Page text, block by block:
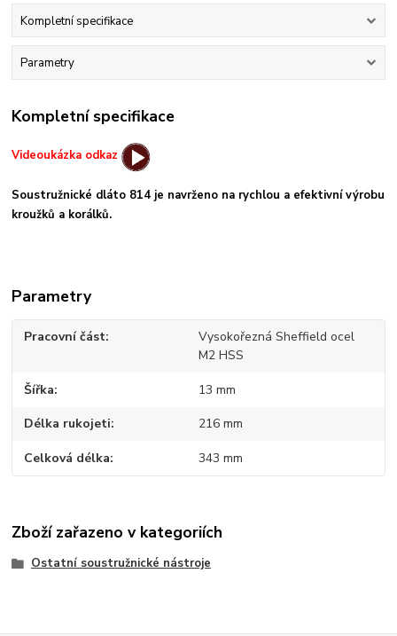
Kompletní specifikace
Parametry
Kompletní specifikace
Videoukázka odkaz
Soustružnické dláto 814 je navrženo na rychlou a efektivní výrobu
kroužků a korálků.
Parametry
Pracovní část
Vysokořezná Sheffield ocel
M2 HSS
Šířka 13 mm
Délka rukojeti 216 mm
Celková délka 343 mm
Zboží zařazeno v kategoriích
Ostatní soustružnické nástroje